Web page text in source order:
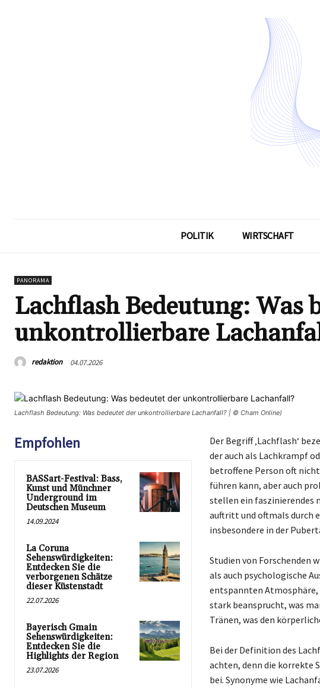
POLITIK WIRTSCHAFT
PANORAMA
Lachflash Bedeutung: Was
unkontrollierbare
redaktion 04.07.2026
Lachflash Bedeutung: Was bedeutet der unkontrollierbare Lachanfall? | © Cham Online)
Empfohlen
BASSart-Festival: Bass,
Kunst und Münchner
Underground im
Deutschen Museum
14.09.2024
La Coruna
Sehenswürdigkeiten:
Entdecken Sie die
verborgenen Schätze
dieser Küstenstadt
22.07.2026
Bayerisch Gmain
Sehenswürdigkeiten:
Entdecken Sie die
Highlights der Region
23.07.2026
Der Begriff ‚Lachflash‘
der auch als Lachkrampf
betroffene Person oft
führen kann, aber auch
stellen ein faszinierendes
auftritt und oftmals durch
insbesondere in der
Studien von Forschenden
als auch psychologische
entspannten Atmosphäre,
stark beansprucht, was
Tränen, was den
Bei der Definition des
achten, denn die korrekte
bei. Synonyme wie